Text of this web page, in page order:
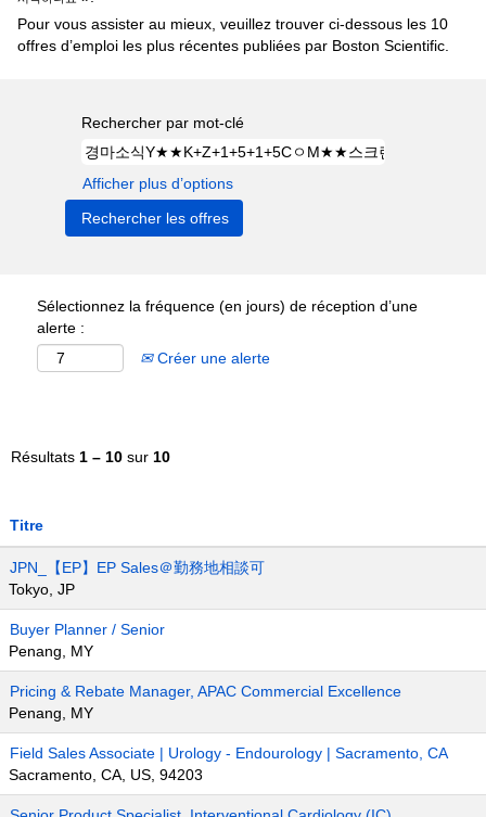
Pour vous assister au mieux, veuillez trouver ci-dessous les 10
offres d’emploi les plus récentes publiées par Boston Scientific.
Rechercher par mot-clé
Afficher plus d’options
Sélectionnez la fréquence (en jours) de réception d’une
alerte :
Créer une alerte
Résultats 1 – 10 sur 10
Titre
JPN_【EP】EP Sales＠勤務地相談可
Tokyo, JP
Buyer Planner / Senior
Penang, MY
Pricing & Rebate Manager, APAC Commercial Excellence
Penang, MY
Field Sales Associate | Urology - Endourology | Sacramento, CA
Sacramento, CA, US, 94203